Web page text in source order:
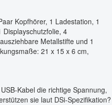
Kopfhörer, 1 Ladestation, 1
Displayschutzfolie, 4
Metallstifte und 1
21 x 15 x 6 cm,
Kabel die richtige Spannung,
sie laut DSi-Spezifikation?